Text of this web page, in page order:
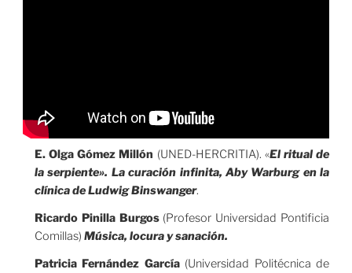
E. Olga Gómez Millón (UNED-HERCRITIA). «El ritual de
la serpiente». La curación infinita, Aby Warburg en la
clínica de Ludwig Binswanger.
Ricardo Pinilla Burgos(Profesor Universidad Pontificia
Comillas) Música, locura y sanación.
Patricia Fernández García(Universidad Politécnica de